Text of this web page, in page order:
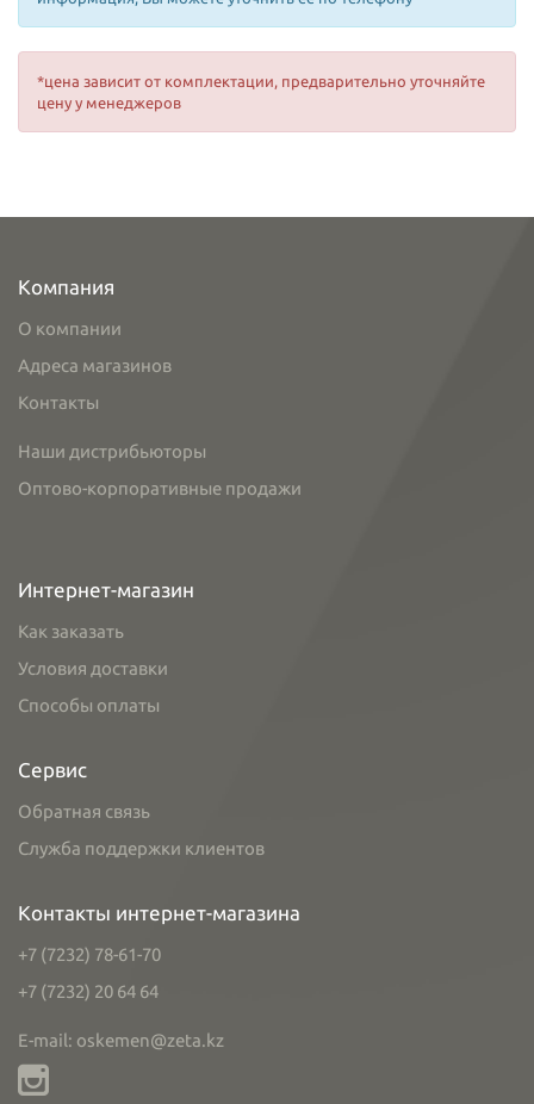
*цена зависит от комплектации, предварительно уточняйте
цену у менеджеров
Компания
О компании
Адреса магазинов
Контакты
Наши дистрибьюторы
Оптово-корпоративные продажи
Интернет-магазин
Как заказать
Условия доставки
Способы оплаты
Сервис
Обратная связь
Служба поддержки клиентов
Контакты интернет-магазина
+7 (7232) 78-61-70
+7 (7232) 20 64 64
E-mail: oskemen@zeta.kz